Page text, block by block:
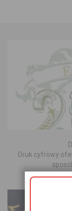
Druk cyfrowy